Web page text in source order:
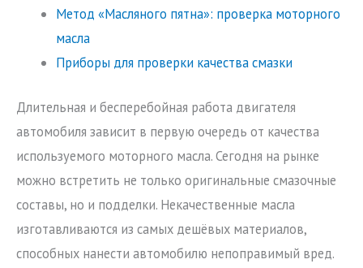
Метод «Масляного пятна»: проверка моторного
масла
Приборы для проверки качества смазки
Длительная и бесперебойная работа двигателя
автомобиля зависит в первую очередь от качества
используемого моторного масла. Сегодня на рынке
можно встретить не только оригинальные смазочные
составы, но и подделки. Некачественные масла
изготавливаются из самых дешёвых материалов,
способных нанести автомобилю непоправимый вред.